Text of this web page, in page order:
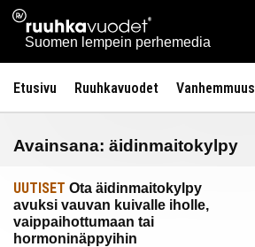
Siirry
sisältöön
Ruuhkavuodet.fi
Suomen lempein perhemedia
Etusivu Ruuhkavuodet Vanhemmuus
Avainsana: äidinmaitokylpy
UUTISET Ota äidinmaitokylpy
avuksi vauvan kuivalle iholle,
vaippaihottumaan tai
hormoninäppyihin